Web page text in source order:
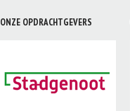
ONZE OPDRACHTGEVERS